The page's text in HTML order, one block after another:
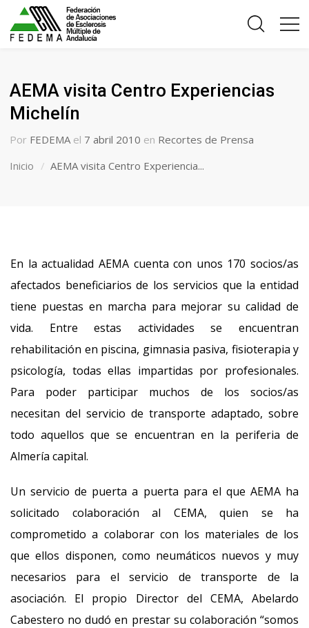
AEMA visita Centro Experiencias
Michelín
Por FEDEMA el 7 abril 2010 en Recortes de Prensa
Inicio
AEMA visita Centro Experiencia...
En la actualidad AEMA cuenta con unos 170 socios/as
afectados beneficiarios de los servicios que la entidad
tiene puestas en marcha para mejorar su calidad de
vida. Entre estas actividades se encuentran
rehabilitación en piscina, gimnasia pasiva, fisioterapia y
psicología, todas ellas impartidas por profesionales.
Para poder participar muchos de los socios/as
necesitan del servicio de transporte adaptado, sobre
todo aquellos que se encuentran en la periferia de
Almería capital.
Un servicio de puerta a puerta para el que AEMA ha
solicitado colaboración al CEMA, quien se ha
comprometido a colaborar con los materiales de los
que ellos disponen, como neumáticos nuevos y muy
necesarios para el servicio de transporte de la
asociación. El propio Director del CEMA, Abelardo
Cabestero no dudó en prestar su colaboración “somos